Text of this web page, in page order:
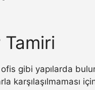
Tamiri
gibi yapılarda